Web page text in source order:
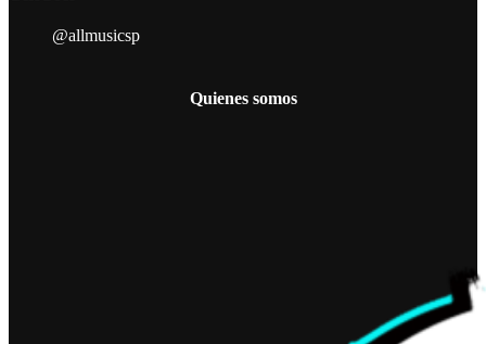
@allmusicsp
Quienes somos